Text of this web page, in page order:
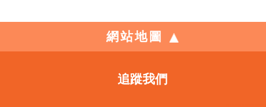
網站地圖
追蹤我們